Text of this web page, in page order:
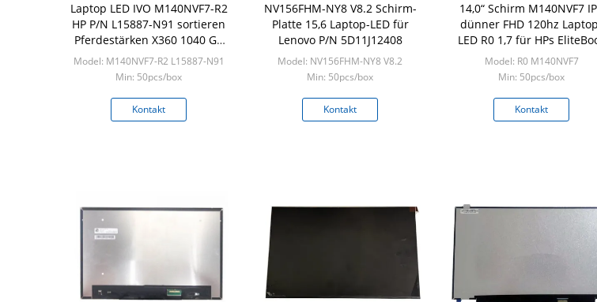
Laptop LED IVO M140NVF7-R2
HP P/N L15887-N91 sortieren
Pferdestärken X360 1040 G5
14,0“ aus
Model: M140NVF7-R2 L15887-N91
Min: 50pcs/box
Kontakt
NV156FHM-NY8 V8.2 Schirm-
Platte 15,6 Laptop-LED für
Lenovo P/N 5D11J12408
Model: NV156FHM-NY8 V8.2
Min: 50pcs/box
Kontakt
14,0“ Schirm M140NVF7
dünner FHD 120hz
LED R0 1,7 für HPs
G4 Platte der Anzeigen-
Matrix-1920x1080
Model: R0 M140NVF7
Min: 50pcs/box
Kontakt